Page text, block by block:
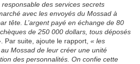
des services secrets
avec les envoyés du Mossad à
tête. L’argent payé en échange de 80
de 250 000 dollars, tous déposés
. Par suite, ajoute le rapport, « les
Mossad de leur créer une unité
des personnalités. On confie cette